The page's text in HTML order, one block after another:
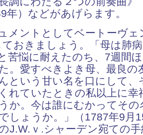
年）などがあげらます。
メントとしてベートーヴェ
ておきましょう。「母は肺
苦悩に耐えたのち、7週間
。愛すべきよき母、最良の
という甘い名を口にして、
れていたときの私以上に幸
か。今は誰にむかってその
しょうか。」（1787年9月
J.W.ｖ.シャーデン宛ての手